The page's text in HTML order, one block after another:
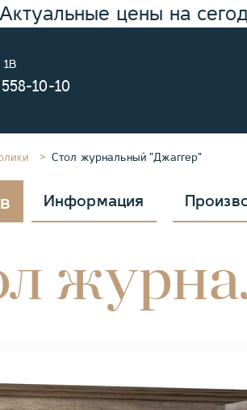
Актуальные цены на
1В
10-10
Стол журнальный "Джаггер"
Информация